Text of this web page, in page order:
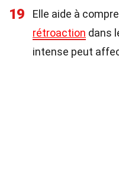
19
Elle aide à
rétroaction dans
intense peut